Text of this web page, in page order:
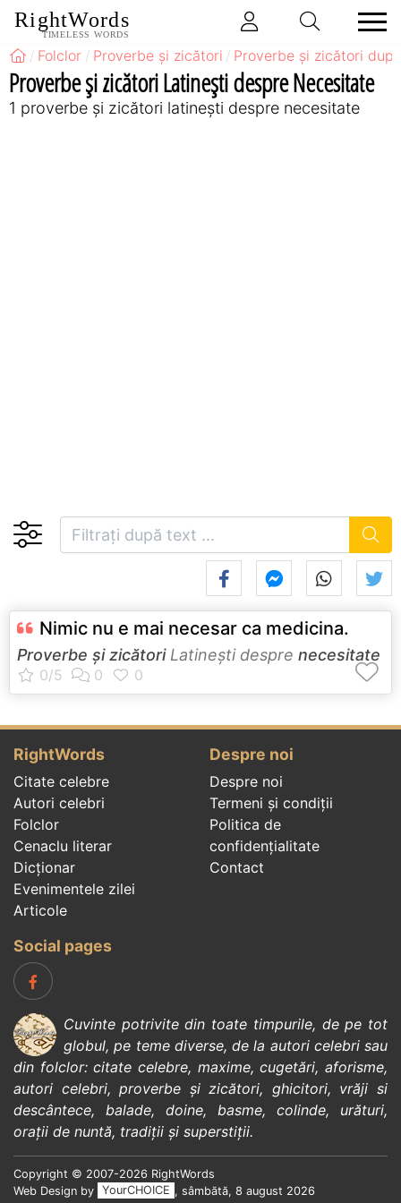
RightWords
TIMELESS WORDS
Folclor Proverbe și zicători Proverbe și zicători
Proverbe și zicători Latineşti despre Necesitate
1 proverbe și zicători latineşti despre necesitate
Nimic nu e mai necesar ca medicina.
Proverbe și zicătoriLatineşti despre necesitate
RightWords
Citate celebre
Autori celebri
Folclor
Cenaclu literar
Dicționar
Evenimentele zilei
Articole
Despre noi
Despre noi
Termeni și condiții
Politica de
confidenţialitate
Contact
Social pages
Cuvinte potrivite din toate timpurile, de pe tot
globul, pe teme diverse, de la autori celebrisau
din folclor:citate celebre, maxime,cugetări,aforisme,
autori celebri,proverbe și zicători, ghicitori, vrăji si
descântece, balade, doine, basme, colinde, urături,
orații de nuntă, tradiții și superstiții.
Copyright © 2007-2026 RightWords
Web Design by
YourCHOICE , sâmbătă, 8 august 2026